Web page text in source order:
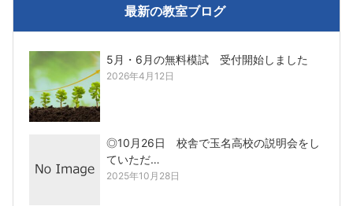
最新の教室ブログ
5月・6月の無料模試 受付開始しました
2026年4月12日
◎10月26日 校舎で玉名高校の説明会をし
ていただ…
2025年10月28日